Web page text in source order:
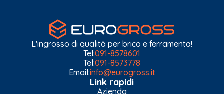
L'ingrosso di qualità per brico e ferramenta!
Tel:091-8578601
Tel:091-8573778
Email:info@eurogross.it
Link rapidi
Azienda